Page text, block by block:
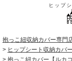
ヒップ
抱っこ紐収納カバー専門
ヒップシート収納カバ
抱っこ紐カバー【ルカ